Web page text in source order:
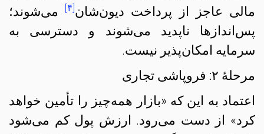
مالی عاجز از پرداخت دیون‌شان[۴]
می‌شوند؛
پس‌اندازها ناپدید می‌شوند و دسترسی به
سرمایه امکان‌پذیر نیست.
مرحلهٔ ۲: فروپاشی تجاری
اعتماد به این‌ که «بازار همه‌چیز را تأمین خواهد
کرد» از دست می‌رود. ارزش پول کم می‌شود